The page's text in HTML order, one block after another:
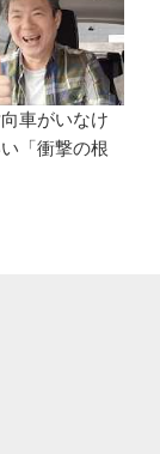
車がいなけ
「衝撃の根